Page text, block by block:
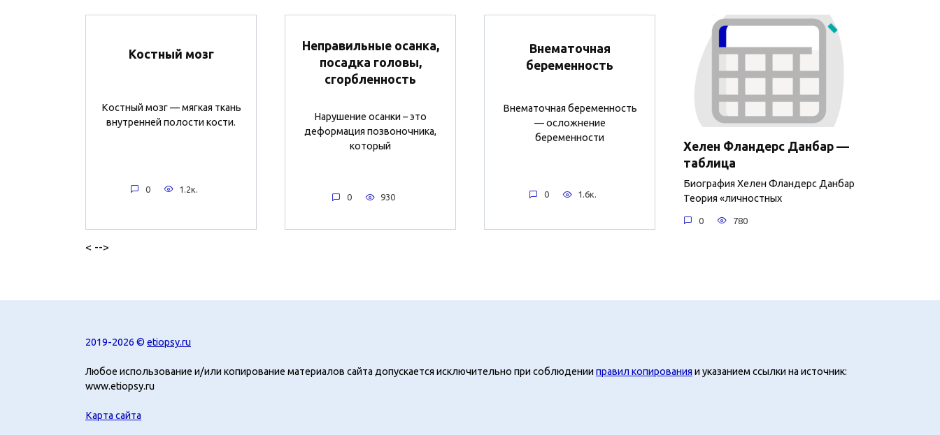
Костный мозг
Костный мозг — мягкая ткань
внутренней полости кости.
0 1.2к.
Неправильные осанка,
посадка головы,
сгорбленность
Нарушение осанки – это
деформация позвоночника,
который
0 930
Внематочная
беременность
Внематочная беременность
— осложнение
беременности
0 1.6к.
Хелен Фландерс Данбар —
таблица
Биография Хелен Фландерс Данбар
Теория «личностных
0 780
< -->
2019-2026 © etiopsy.ru
Любое использование и/или копирование материалов сайта допускается исключительно при соблюденииправил копирования и указанием ссылки на источник:
www.etiopsy.ru
Карта сайта